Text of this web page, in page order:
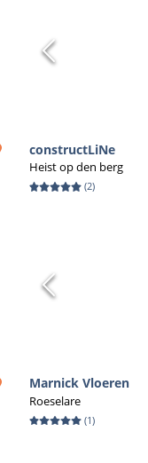
de perfecte
maatwerk'
constructLiNe
Heist op den berg
(2)
Marnick Vloeren
Roeselare
(1)